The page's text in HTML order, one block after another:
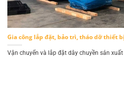
Gia công lắp đặt, bảo trì, tháo dỡ thiết
Vận chuyển và lắp đặt dây chuyền sản